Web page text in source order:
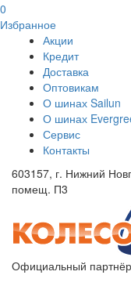
0
Избранное
Акции
Кредит
Доставка
Оптовикам
О шинах Sailun
О шинах
Сервис
Контакты
603157, г. Нижний
помещ. П3
Официальный